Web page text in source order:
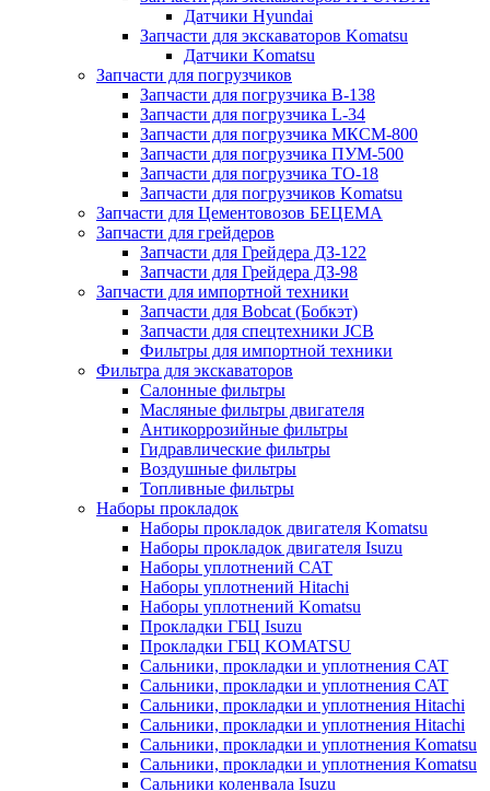
Датчики Hyundai
Запчасти для экскаваторов Komatsu
Датчики Komatsu
Запчасти для погрузчиков
Запчасти для погрузчика B-138
Запчасти для погрузчика L-34
Запчасти для погрузчика МКСМ-800
Запчасти для погрузчика ПУМ-500
Запчасти для погрузчика ТО-18
Запчасти для погрузчиков Komatsu
Запчасти для Цементовозов БЕЦЕМА
Запчасти для грейдеров
Запчасти для Грейдера ДЗ-122
Запчасти для Грейдера ДЗ-98
Запчасти для импортной техники
Запчасти для Bobcat (Бобкэт)
Запчасти для спецтехники JCB
Фильтры для импортной техники
Фильтра для экскаваторов
Салонные фильтры
Масляные фильтры двигателя
Антикоррозийные фильтры
Гидравлические фильтры
Воздушные фильтры
Топливные фильтры
Наборы прокладок
Наборы прокладок двигателя Komatsu
Наборы прокладок двигателя Isuzu
Наборы уплотнений CAT
Наборы уплотнений Hitachi
Наборы уплотнений Komatsu
Прокладки ГБЦ Isuzu
Прокладки ГБЦ KOMATSU
Сальники, прокладки и уплотнения CAT
Сальники, прокладки и уплотнения CAT
Сальники, прокладки и уплотнения Hitachi
Сальники, прокладки и уплотнения Hitachi
Сальники, прокладки и уплотнения Komatsu
Сальники, прокладки и уплотнения Komatsu
Сальники коленвала Isuzu